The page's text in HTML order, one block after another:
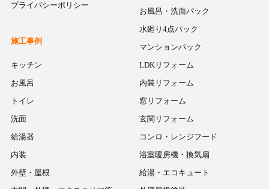
プライバシーポリシー
お風呂・洗面パック
水廻り4点パック
マンションパック
LDKリフォーム
内装リフォーム
窓リフォーム
玄関リフォーム
コンロ・レンジフード
浴室暖房機・換気扇
給湯・エコキュート
施工事例
キッチン
お風呂
トイレ
洗面
給湯器
内装
外壁・屋根